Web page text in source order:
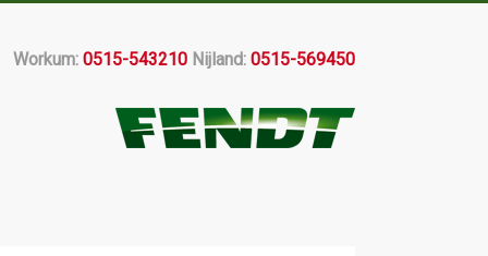
Workum: 0515-543210 Nijland: 0515-569450